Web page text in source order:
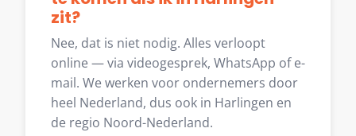
zit?
Nee, dat is niet nodig. Alles verloopt
online — via videogesprek, WhatsApp of e-
mail. We werken voor ondernemers door
heel Nederland, dus ook in Harlingen en
de regio Noord-Nederland.